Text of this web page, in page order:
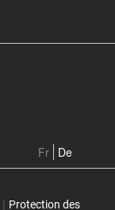
Fr De
| Protection des